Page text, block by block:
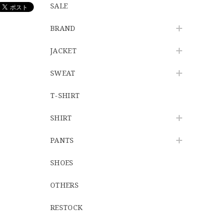
SALE
BRAND
JACKET
SWEAT
T-SHIRT
SHIRT
PANTS
SHOES
OTHERS
RESTOCK